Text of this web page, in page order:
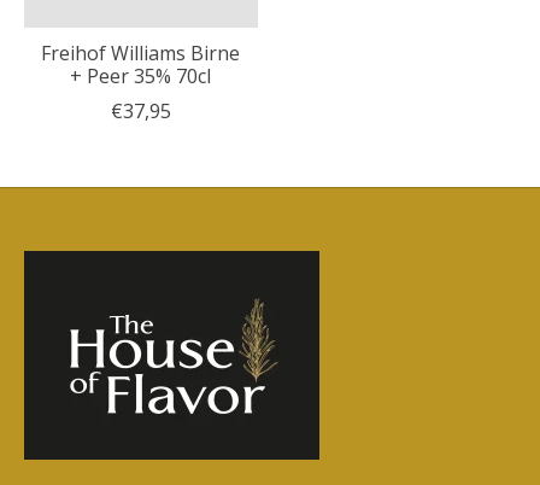
Freihof Williams Birne
+ Peer 35% 70cl
€37,95